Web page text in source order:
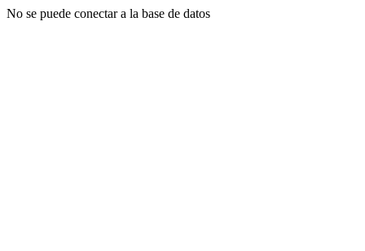
No se puede conectar a la base de datos